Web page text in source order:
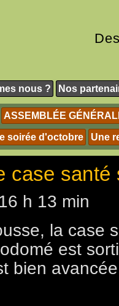
nous ? Nos
ASSEMBLÉE
soirée d'octobre Une
case santé
h 13 min
la case
est
bien